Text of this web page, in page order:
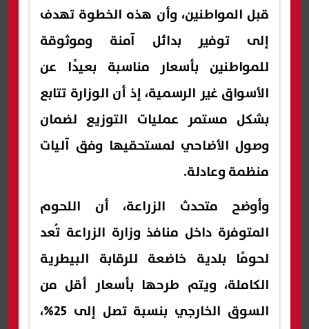
قبل المواطنين، وأن هذه الخطوة تهدف
إلى توفير بدائل آمنة وموثوقة
للمواطنين بأسعار مناسبة بعيدًا عن
الأسواق غير الرسمية، إذ أن الوزارة تتابع
بشكل مستمر عمليات التوزيع لضمان
وصول الأضاحي لمستحقيها وفق آليات
منظمة وعادلة.
وأوضح متحدث الزراعة، أن اللحوم
المتوفرة داخل منافذ وزارة الزراعة تُعد
لحومًا بلدية خاضعة للرقابة البيطرية
الكاملة، ويتم طرحها بأسعار أقل من
السوق الخارجي بنسبة تصل إلى 25%،